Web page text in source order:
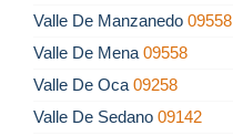
Valle De Manzanedo 09558
Valle De Mena 09558
Valle De Oca 09258
Valle De Sedano 09142